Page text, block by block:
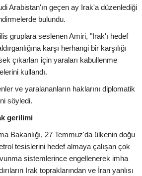
Arabistan'ın geçen ay Irak'a düzenlediği
bulundu.
gruplara seslenen Amiri, "Irak'ı hedef
karşı herhangi bir karşılığı
çıkarları için yaraları kabullenme
kullandı.
ve yaralananların haklarını diplomatik
söyledi.
gerilimi
Bakanlığı, 27 Temmuz'da ülkenin doğu
tesislerini hedef almaya çalışan çok
sistemlerince engellenerek imha
Irak topraklarından ve İran yanlısı